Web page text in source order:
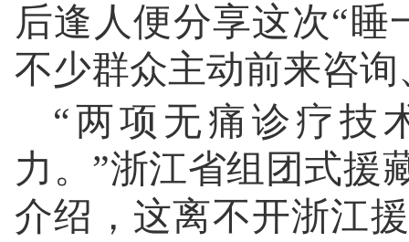
后逢人便分享这次“
不少群众主动前来咨
“两项无痛诊疗技
力。”浙江省组团式援
介绍，这离不开浙江